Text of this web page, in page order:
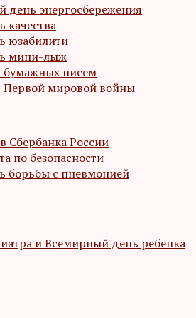
энергосбережения
юзабилити
мини-лыж
бумажных писем
Первой мировой войны
Сбербанка России
по безопасности
борьбы с пневмонией
и Всемирный день ребенка